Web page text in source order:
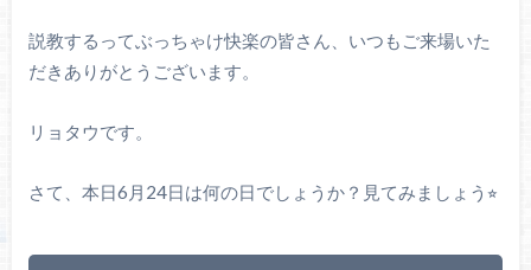
説教するってぶっちゃけ快楽の皆さん、いつもご来場いた
だきありがとうございます。
リョタウです。
さて、本日6月24日は何の日でしょうか？見てみましょう⭐︎